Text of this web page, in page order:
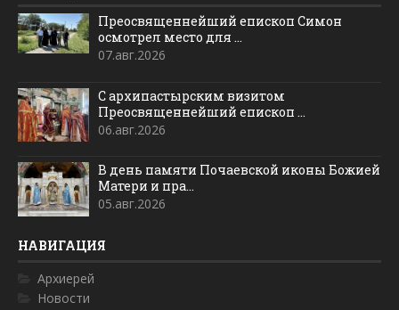
Преосвященнейший епископ Симон
осмотрел место для ...
07.авг.2026
С архипастырским визитом
Преосвященнейший епископ ...
06.авг.2026
В день памяти Почаевской иконы Божией
Матери и пра...
05.авг.2026
НАВИГАЦИЯ
Архиерей
Новости